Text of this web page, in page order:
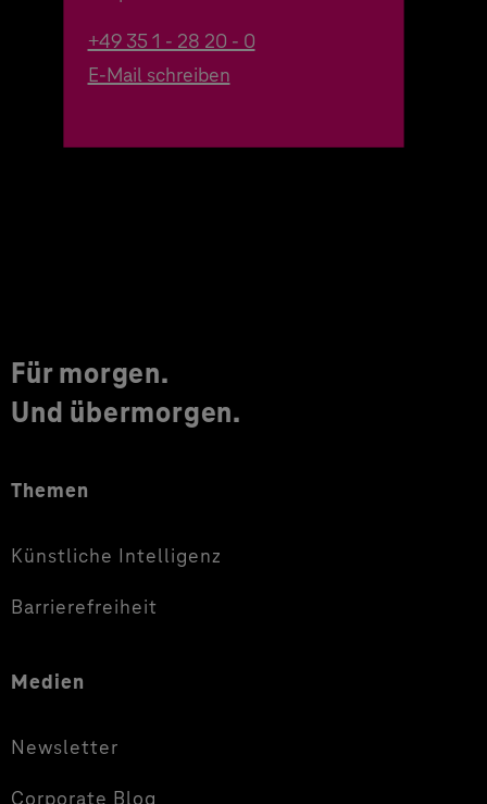
+49 35 1 - 28 20 - 0
E-Mail schreiben
Für morgen.
Und übermorgen.
Themen
Künstliche Intelligenz
Barrierefreiheit
Medien
Newsletter
Corporate Blog